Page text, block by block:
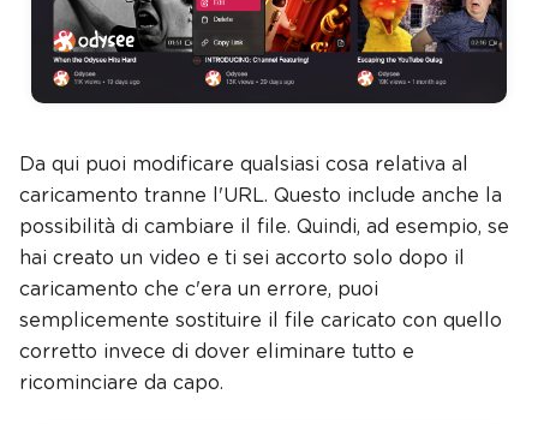
Da qui puoi modificare qualsiasi cosa relativa al
caricamento tranne l'URL. Questo include anche la
possibilità di cambiare il file. Quindi, ad esempio, se
hai creato un video e ti sei accorto solo dopo il
caricamento che c'era un errore, puoi
semplicemente sostituire il file caricato con quello
corretto invece di dover eliminare tutto e
ricominciare da capo.